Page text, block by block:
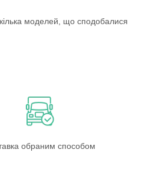
кілька моделей, що сподобалися
обраним способом